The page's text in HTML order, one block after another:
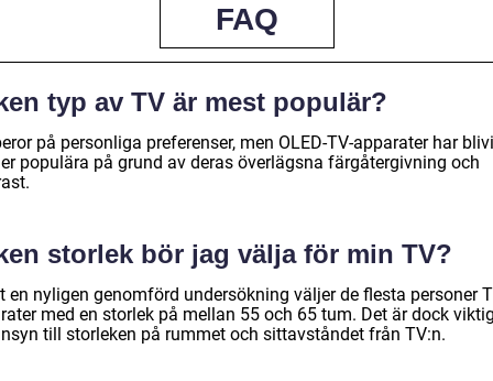
FAQ
typ av TV är mest populär?
på personliga preferenser, men OLED-TV-apparater har
populära på grund av deras överlägsna färgåtergivning och
storlek bör jag välja för min TV?
en nyligen genomförd undersökning väljer de flesta personer
med en storlek på mellan 55 och 65 tum. Det är dock
till storleken på rummet och sittavståndet från TV:n.